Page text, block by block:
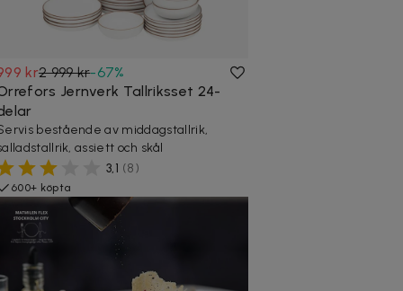
kr2 999 kr-67%
Jernverk Tallriksset 24-
bestående av middagstallrik,
assiett och skål
3,1 (8)
600+ köpta